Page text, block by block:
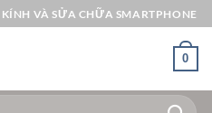
VÀ SỬA CHỮA SMARTPHONE
0